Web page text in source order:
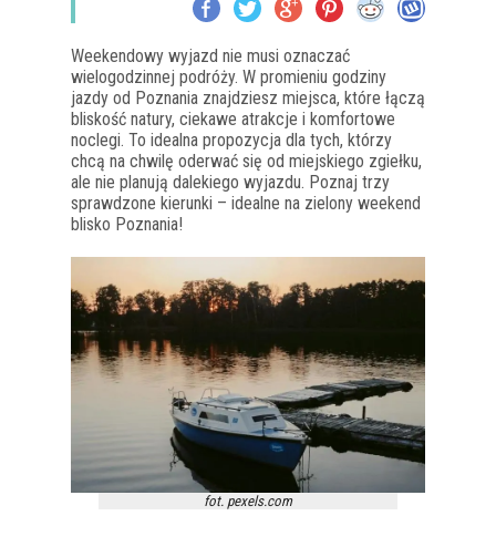
Weekendowy wyjazd nie musi oznaczać
wielogodzinnej podróży. W promieniu godziny
jazdy od Poznania znajdziesz miejsca, które łączą
bliskość natury, ciekawe atrakcje i komfortowe
noclegi. To idealna propozycja dla tych, którzy
chcą na chwilę oderwać się od miejskiego zgiełku,
ale nie planują dalekiego wyjazdu. Poznaj trzy
sprawdzone kierunki – idealne na zielony weekend
blisko Poznania!
fot. pexels.com